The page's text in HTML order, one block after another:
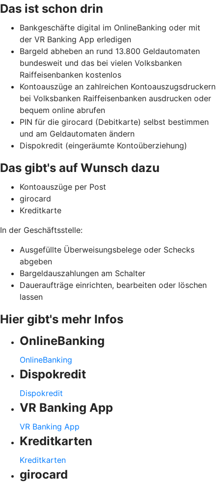
Das ist schon drin
Bankgeschäfte digital im OnlineBanking oder mit
der VR Banking App erledigen
Bargeld abheben an rund 13.800 Geldautomaten
bundesweit und das bei vielen Volksbanken
Raiffeisenbanken kostenlos
Kontoauszüge an zahlreichen Kontoauszugsdruckern
bei Volksbanken Raiffeisenbanken ausdrucken oder
bequem online abrufen
PIN für die girocard (Debitkarte) selbst bestimmen
und am Geldautomaten ändern
Dispokredit (eingeräumte Kontoüberziehung)
Das gibt's auf Wunsch dazu
Kontoauszüge per Post
girocard
Kreditkarte
In der Geschäftsstelle:
Ausgefüllte Überweisungsbelege oder Schecks
abgeben
Bargeldauszahlungen am Schalter
Daueraufträge einrichten, bearbeiten oder löschen
lassen
Hier gibt's mehr Infos
OnlineBanking
OnlineBanking
Dispokredit
Dispokredit
VR Banking App
VR Banking App
Kreditkarten
Kreditkarten
girocard